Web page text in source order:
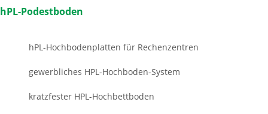
hPL-Podestboden
hPL-Hochbodenplatten für Rechenzentren
gewerbliches HPL-Hochboden-System
kratzfester HPL-Hochbettboden